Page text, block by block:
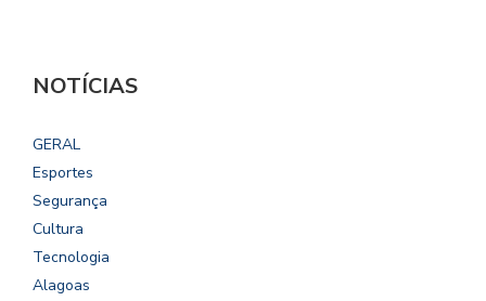
NOTÍCIAS
GERAL
Esportes
Segurança
Cultura
Tecnologia
Alagoas